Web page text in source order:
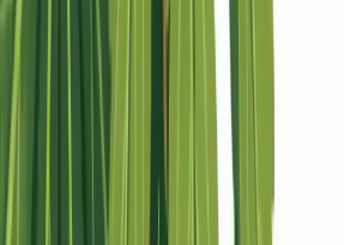
Hybrid Strains